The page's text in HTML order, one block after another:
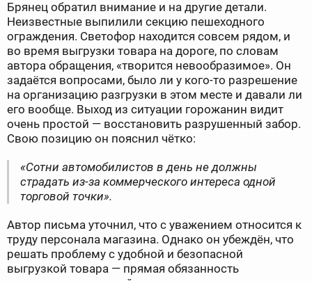
Брянец обратил внимание и на другие детали.
Неизвестные выпилили секцию пешеходного
ограждения. Светофор находится совсем рядом, и
во время выгрузки товара на дороге, по словам
автора обращения, «творится невообразимое». Он
задаётся вопросами, было ли у кого-то разрешение
на организацию разгрузки в этом месте и давали ли
его вообще. Выход из ситуации горожанин видит
очень простой — восстановить разрушенный забор.
Свою позицию он пояснил чётко:
«Сотни автомобилистов в день не должны
страдать из-за коммерческого интереса одной
торговой точки».
Автор письма уточнил, что с уважением относится к
труду персонала магазина. Однако он убеждён, что
решать проблему с удобной и безопасной
выгрузкой товара — прямая обязанность